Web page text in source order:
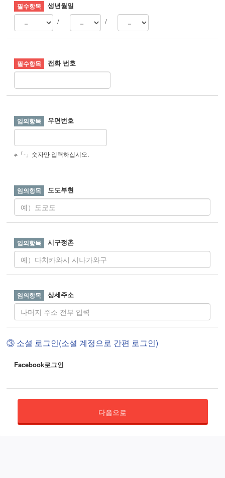
생년월일
/
/
전화 번호
우편번호
※「-」숫자만 입력하십시오.
도도부현
시구정촌
상세주소
③ 소셜 로그인(소셜 계정으로 간편 로그인)
Facebook로그인